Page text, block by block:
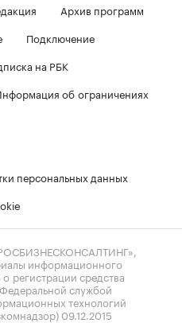
Архив программ
Подключение
на РБК
об ограничениях
персональных данных
информационного
о регистрации средства
службой
технологий
09.12.2015